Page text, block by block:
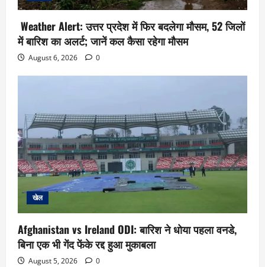
Weather Alert: उत्तर प्रदेश में फिर बदलेगा मौसम, 52 जिलों
में बारिश का अलर्ट; जानें कल कैसा रहेगा मौसम
August 6, 2026 0
खेल
Afghanistan vs Ireland ODI: बारिश ने धोया पहला वनडे,
बिना एक भी गेंद फेंके रद्द हुआ मुकाबला
August 5, 2026 0